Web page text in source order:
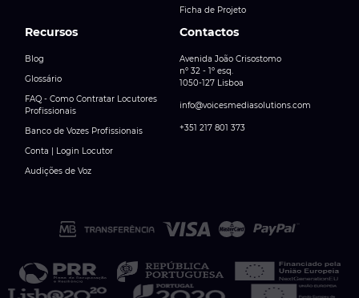
Ficha de Projeto
Recursos
Blog
Glossário
FAQ - Como Contratar Locutores
Profissionais
Banco de Vozes Profissionais
Conta | Login Locutor
Audições de Voz
Contactos
Avenida João Crisostomo
nº 32 - 1º esq.
1050-127 Lisboa
info@voicesmediasolutions.com
+351 217 801 373